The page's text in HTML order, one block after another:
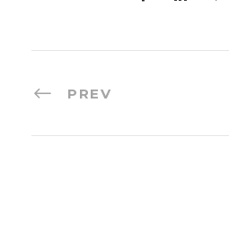
PREV